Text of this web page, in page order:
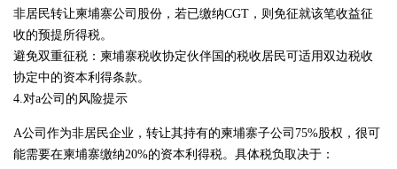
非居民转让柬埔寨公司股份，若已缴纳CGT，则免征就该笔收益征
收的预提所得税。
避免双重征税：柬埔寨税收协定伙伴国的税收居民可适用双边税收
协定中的资本利得条款。
4.对a公司的风险提示
A公司作为非居民企业，转让其持有的柬埔寨子公司75%股权，很可
能需要在柬埔寨缴纳20%的资本利得税。具体税负取决于：